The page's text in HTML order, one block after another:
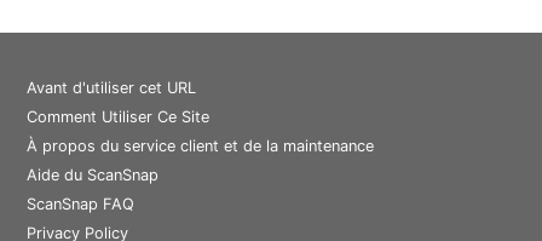
Avant d'utiliser cet URL
Comment Utiliser Ce Site
À propos du service client et de la maintenance
Aide du ScanSnap
ScanSnap FAQ
Privacy Policy